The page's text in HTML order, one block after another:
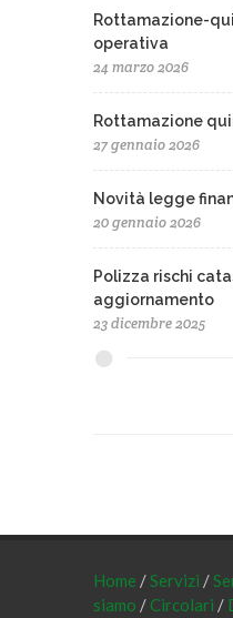
Rottamazione-
operativa
24 marzo 2026
Rottamazione
27 gennaio 2026
Novità legge
20 gennaio 2026
Polizza rischi
aggiornamento
23 dicembre 2025
Home /Servizi /
siamo / Circolari /